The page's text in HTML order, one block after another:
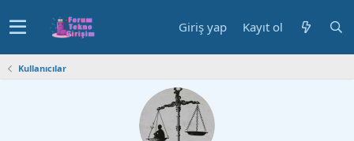
Giriş yap Kayıt ol
Kullanıcılar